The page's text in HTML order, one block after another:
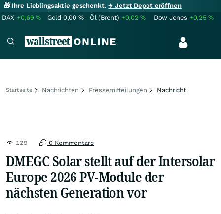
🎁 Ihre Lieblingsaktie geschenkt.→ Jetzt Depot eröffnen
DAX +0,69% Gold 0,00 % Öl (Brent) +0,02% Dow Jones +0,25%
Startseite Nachrichten Pressemitteilungen Nachricht
129 0 Kommentare
DMEGC Solar stellt auf der Intersolar
Europe 2026 PV-Module der
nächsten Generation vor